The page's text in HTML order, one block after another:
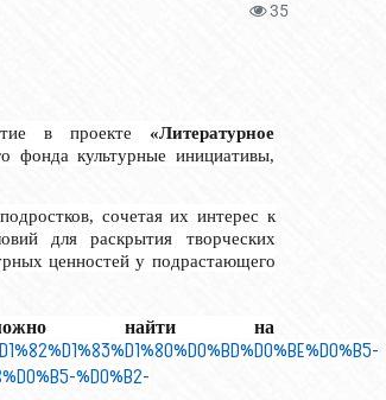
35
в проекте «Литературное
фонда культурные инициативы,
сочетая их интерес к
для раскрытия творческих
ценностей у подрастающего
найти на
D1%82%D1%83%D1%80%D0%BD%D0%BE%D0%B5-
D0%B5-%D0%B2-